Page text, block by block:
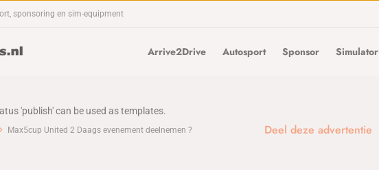
sponsoring en sim-equipment
Arrive2Drive Autosport Sponsor Simulator
'publish' can be used as templates.
Max5cup United 2 Daags evenement deelnemen ? Deel deze advertentie